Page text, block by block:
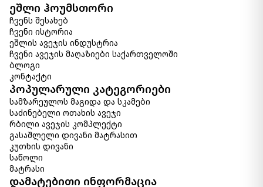
ეშლი ჰოუმსთორი
ჩვენს შესახებ
ჩვენი ისტორია
ეშლის ავეჯის ინდუსტრია
ჩვენი ავეჯის მაღაზიები საქართველოში
ბლოგი
კონტაქტი
პოპულარული კატეგორიები
სამზარეულოს მაგიდა და სკამები
საძინებელი ოთახის ავეჯი
რბილი ავეჯის კომპლექტი
გასაშლელი დივანი მატრასით
კუთხის დივანი
საწოლი
მატრასი
დამატებითი ინფორმაცია